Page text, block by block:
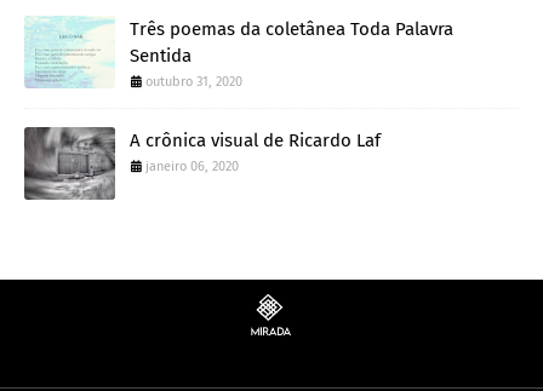
Três poemas da coletânea Toda Palavra
Sentida
outubro 31, 2020
A crônica visual de Ricardo Laf
janeiro 06, 2020